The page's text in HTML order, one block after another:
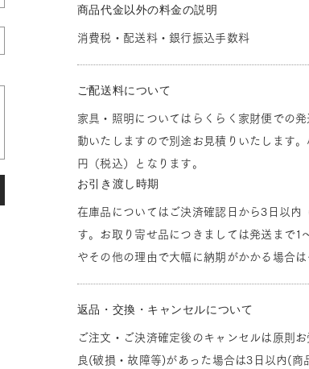
商品代金以外の料金の説明
消費税・配送料・銀行振込手数料
ご配送料について
家具・照明についてはらくらく家財便での
動いたしますので別途お見積りいたします
円（税込）となります。
お引き渡し時期
在庫品についてはご決済確認日から3日以内
す。お取り寄せ品につきましては発送まで
やその他の理由で大幅に納期がかかる場合
返品・交換・キャンセルについて
ご注文・ご決済確定後のキャンセルは原則
良(破損・故障等)があった場合は3日以内(